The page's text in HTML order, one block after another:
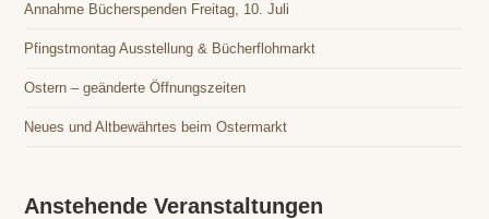
Annahme Bücherspenden Freitag, 10. Juli
Pfingstmontag Ausstellung & Bücherflohmarkt
Ostern – geänderte Öffnungszeiten
Neues und Altbewährtes beim Ostermarkt
Anstehende Veranstaltungen